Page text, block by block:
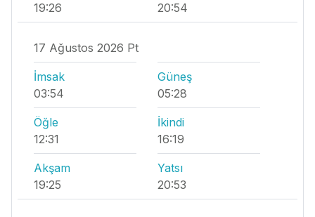
19:26
20:54
17 Ağustos 2026 Pt
İmsak
03:54
Güneş
05:28
Öğle
12:31
İkindi
16:19
Akşam
19:25
Yatsı
20:53